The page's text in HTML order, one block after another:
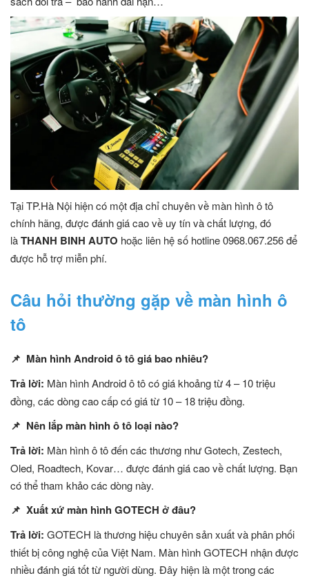
Tại TP.Hà Nội hiện có một địa chỉ chuyên về màn hình ô tô
chính hãng, được đánh giá cao về uy tín và chất lượng, đó
làTHANH BINH AUTO hoặc liên hệ số hotline 0968.067.256 để
được hỗ trợ miễn phí.
Câu hỏi thường gặp về màn hình ô
tô
📌 Màn hình Android ô tô giá bao nhiêu?
Trả lời: Màn hình Android ô tô có giá khoảng từ 4 – 10 triệu
đồng, các dòng cao cấp có giá từ 10 – 18 triệu đồng.
📌 Nên lắp màn hình ô tô loại nào?
Trả lời: Màn hình ô tô đến các thương như Gotech, Zestech,
Oled, Roadtech, Kovar… được đánh giá cao về chất lượng. Bạn
có thể tham khảo các dòng này.
📌 Xuất xứ màn hình GOTECH ở đâu?
Trả lời: GOTECH là thương hiệu chuyên sản xuất và phân phối
thiết bị công nghệ của Việt Nam. Màn hình GOTECH nhận được
nhiều đánh giá tốt từ người dùng. Đây hiện là một trong các